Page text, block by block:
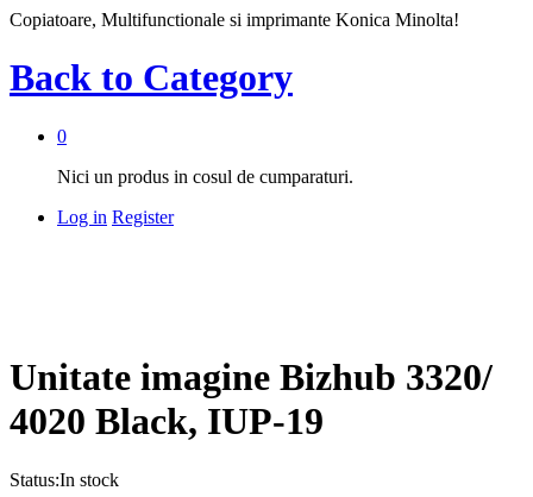
Copiatoare, Multifunctionale si imprimante Konica Minolta!
Back to Category
0
Nici un produs in cosul de cumparaturi.
Log in Register
Unitate imagine Bizhub 3320/
4020 Black, IUP-19
Status:In stock